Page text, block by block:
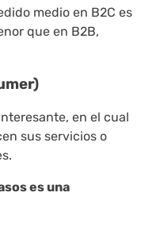
medio en B2C es
que en B2B,
en el cual
sus servicios o
es una